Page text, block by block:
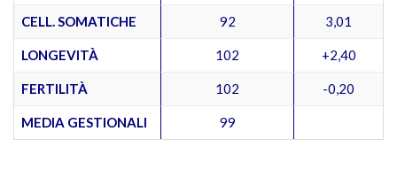
CELL. SOMATICHE 92 3,01
LONGEVITÀ 102 +2,40
FERTILITÀ 102 -0,20
MEDIA GESTIONALI 99